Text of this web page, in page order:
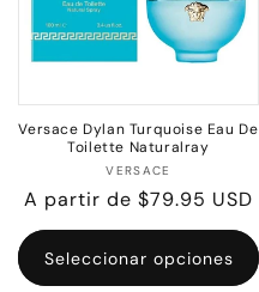
Versace Dylan Turquoise Eau De
Toilette Naturalray
Proveedor:
VERSACE
Precio
habitual
A partir de $79.95 USD
Seleccionar opciones